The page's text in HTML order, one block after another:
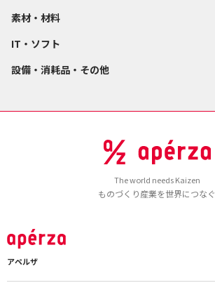
素材・材料
IT・ソフト
設備・消耗品・その他
The world needs Kaizen
ものづくり産業を世界につなぐ
アペルザ